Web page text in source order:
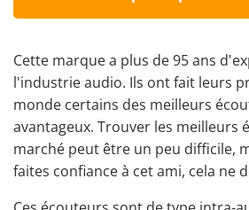
Cette marque a plus de 95 ans
l'industrie audio. Ils ont fait leurs
monde certains des meilleurs
avantageux. Trouver les meilleurs
marché peut être un peu difficile,
faites confiance à cet ami, cela ne